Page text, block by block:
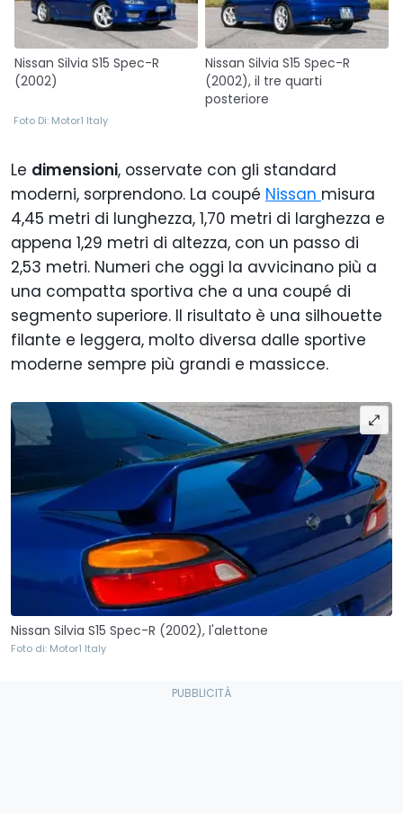
Nissan Silvia S15 Spec-R
(2002)
Nissan Silvia S15 Spec-R
(2002), il tre quarti
posteriore
Foto Di: Motor1 Italy
Le dimensioni, osservate con gli standard
moderni, sorprendono. La coupé Nissan misura
4,45 metri di lunghezza, 1,70 metri di larghezza e
appena 1,29 metri di altezza, con un passo di
2,53 metri. Numeri che oggi la avvicinano più a
una compatta sportiva che a una coupé di
segmento superiore. Il risultato è una silhouette
filante e leggera, molto diversa dalle sportive
moderne sempre più grandi e massicce.
Nissan Silvia S15 Spec-R (2002), l'alettone
Foto di: Motor1 Italy